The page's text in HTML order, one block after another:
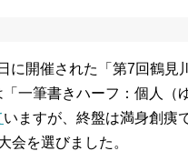
に開催された「第7回鶴見
一筆書きハーフ：個人（
いますが、終盤は満身創痍
会を選びました。